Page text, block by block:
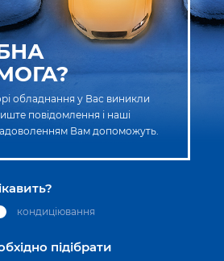
обладнання у Вас виникли
повідомлення і наші
Вам допоможуть.
кондиціювання
підібрати